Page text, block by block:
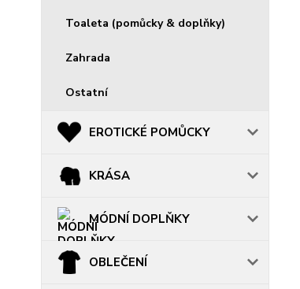
Toaleta (pomůcky & doplňky)
Zahrada
Ostatní
EROTICKÉ POMŮCKY
KRÁSA
MÓDNÍ DOPLŇKY
OBLEČENÍ